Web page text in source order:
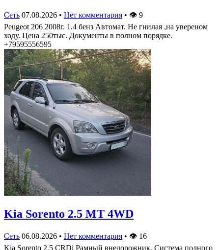
Сеть 07.08.2026 • Нет комментария • 👁 9
Peugeot 206 2008г. 1.4 бенз Автомат. Не гнилая ,на увереном
ходу. Цена 250тыс. Документы в полном порядке.
+79595556595
Kia Sorento 2.5 MT 4WD
Сеть 06.08.2026 • Нет комментария • 👁 16
Kia Sorento 2.5 CRDi Рамный внедорожник. Система полного